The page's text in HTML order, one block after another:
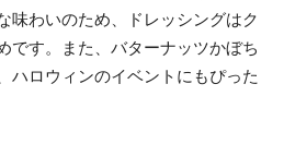
味わいのため、ドレッシングはク
です。また、バターナッツかぼち
ハロウィンのイベントにもぴった